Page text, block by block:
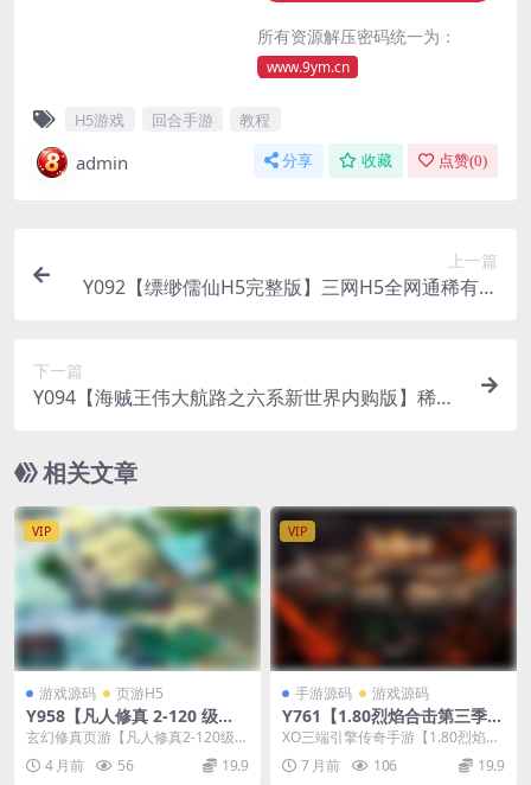
所有资源解压密码统一为：
www.9ym.cn
H5游戏 回合手游 教程
admin 分享 收藏 点赞(0)
上一篇
Y092【缥缈儒仙H5完整版】三网H5全网通稀有东
端
下一篇
Y094【海贼王伟大航路之六系新世界内购版】稀有
开放多区跨服-新版多功能CDK授权后台-用户物品后
台-安卓版本
相关文章
VIP
游戏源码 页游H5
Y958【凡人修真 2-120 级
版】2026Win 一键服务端 GM
工具 + 网页游戏全套搭建教程
玄幻修真页游【凡人修真2-120级
版】2026最新整理Win一键服务端+
GM工具...
4 月前 56 19.9
VIP
手游源码 游戏源码
Y761【1.80烈焰合击第三季】
XO三端引擎传奇手游2026整
理复古服务端+神通秘境+奇门
遁甲+南魔之境
XO三端引擎传奇手游【1.80烈焰合
击第三季】2026整理复古服务端
+神通秘境+...
7 月前 106 19.9